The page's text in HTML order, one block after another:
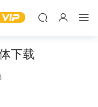
下载